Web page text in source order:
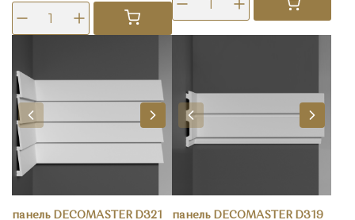
панель DECOMASTER D321
панель DECOMASTER D319